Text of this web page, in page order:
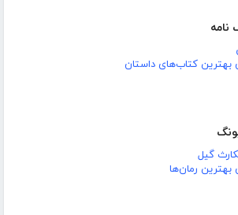
نامه
بهترین کتاب‌های داستان
گیل
بهترین رمان‌ها